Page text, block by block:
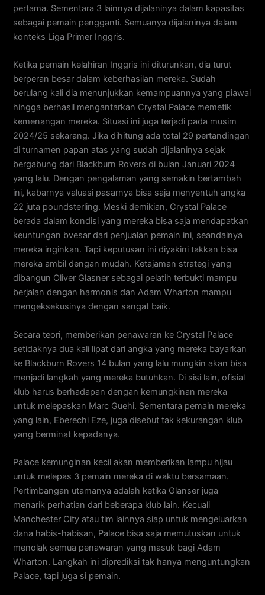
pertama. Sementara 3 lainnya dijalaninya dalam kapasitas
sebagai pemain pengganti. Semuanya dijalaninya dalam
konteks Liga Primer Inggris.
Ketika pemain kelahiran Inggris ini diturunkan, dia turut
berperan besar dalam keberhasilan mereka. Sudah
berulang kali dia menunjukkan kemampuannya yang piawai
hingga berhasil mengantarkan Crystal Palace memetik
kemenangan mereka. Situasi ini juga terjadi pada musim
2024/25 sekarang. Jika dihitung ada total 29 pertandingan
di turnamen papan atas yang sudah dijalaninya sejak
bergabung dari Blackburn Rovers di bulan Januari 2024
yang lalu. Dengan pengalaman yang semakin bertambah
ini, kabarnya valuasi pasarnya bisa saja menyentuh angka
22 juta poundsterling. Meski demikian, Crystal Palace
berada dalam kondisi yang mereka bisa saja mendapatkan
keuntungan bvesar dari penjualan pemain ini, seandainya
mereka inginkan. Tapi keputusan ini diyakini takkan bisa
mereka ambil dengan mudah. Ketajaman strategi yang
dibangun Oliver Glasner sebagai pelatih terbukti mampu
berjalan dengan harmonis dan Adam Wharton mampu
mengeksekusinya dengan sangat baik.
Secara teori, memberikan penawaran ke Crystal Palace
setidaknya dua kali lipat dari angka yang mereka bayarkan
ke Blackburn Rovers 14 bulan yang lalu mungkin akan bisa
menjadi langkah yang mereka butuhkan. Di sisi lain, ofisial
klub harus berhadapan dengan kemungkinan mereka
untuk melepaskan Marc Guehi. Sementara pemain mereka
yang lain, Eberechi Eze, juga disebut tak kekurangan klub
yang berminat kepadanya.
Palace kemunginan kecil akan memberikan lampu hijau
untuk melepas 3 pemain mereka di waktu bersamaan.
Pertimbangan utamanya adalah ketika Glanser juga
menarik perhatian dari beberapa klub lain. Kecuali
Manchester City atau tim lainnya siap untuk mengeluarkan
dana habis-habisan, Palace bisa saja memutuskan untuk
menolak semua penawaran yang masuk bagi Adam
Wharton. Langkah ini diprediksi tak hanya menguntungkan
Palace, tapi juga si pemain.